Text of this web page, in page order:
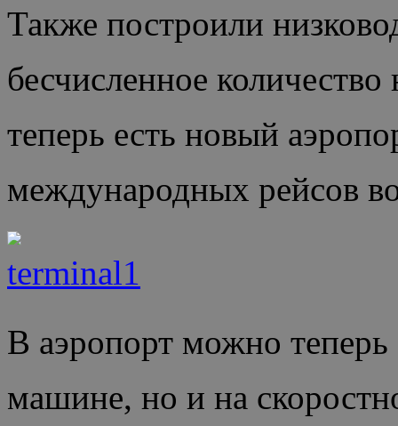
Также построили
бесчисленное
теперь есть новый
международных рейсов
В аэропорт можно теперь
машине, но и на